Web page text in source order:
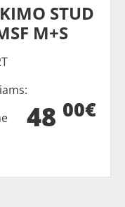
STUD
M+S
48 00€